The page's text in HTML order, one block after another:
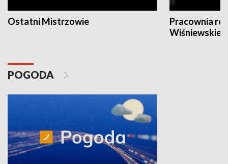
Ostatni Mistrzowie
Pracownia
POGODA